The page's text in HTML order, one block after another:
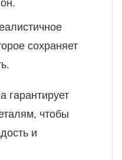
сохраняет
гарантирует
чтобы
и